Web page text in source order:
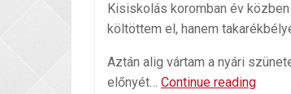
Kisiskolás koromban év
költöttem el, hanem
Aztán alig vártam a nyári
előnyét… Continue reading